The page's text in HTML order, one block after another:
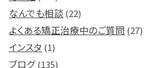
なんでも相談(22)
よくある矯正治療中のご質問 (27)
インスタ (1)
ブログ(135)